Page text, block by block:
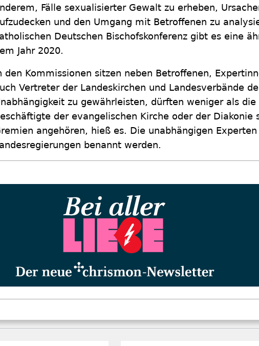
Fälle sexualisierter Gewalt zu erheben,
und den Umgang mit Betroffenen zu
Deutschen Bischofskonferenz gibt es eine
Jahr 2020.
den Kommissionen sitzen neben Betroffenen,
Vertreter der Landeskirchen und Landesverbände
zu gewährleisten, dürften weniger als
der evangelischen Kirche oder der Diakonie
angehören, hieß es. Die unabhängigen
benannt werden.